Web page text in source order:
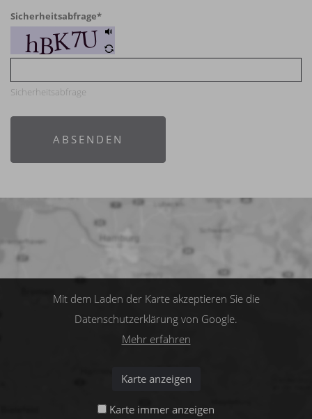
Sicherheitsabfrage*
Sicherheitsabfrage
ABSENDEN
Mit dem Laden der Karte akzeptieren Sie die
Datenschutzerklärung von Google.
Mehr erfahren
Karte anzeigen
Karte immer anzeigen